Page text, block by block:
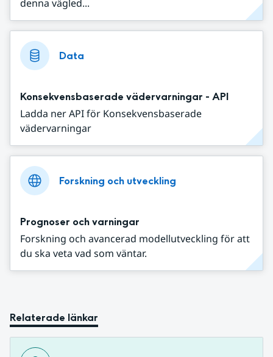
denna vägled...
Data
Konsekvensbaserade vädervarningar - API
Ladda ner API för Konsekvensbaserade
vädervarningar
Forskning och utveckling
Prognoser och varningar
Forskning och avancerad modellutveckling för att
du ska veta vad som väntar.
Relaterade länkar